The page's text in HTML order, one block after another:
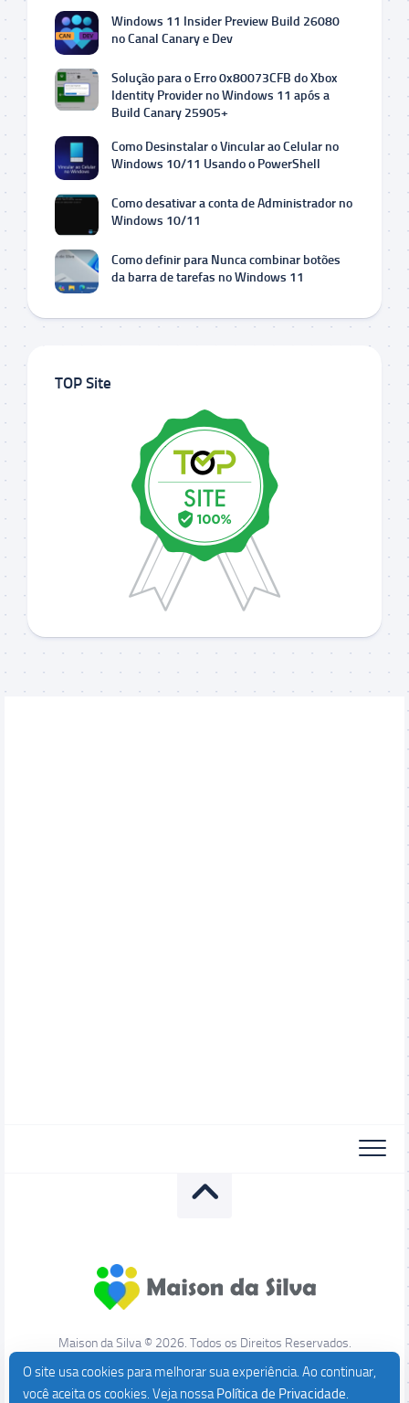
Windows 11 Insider Preview Build 26080
no Canal Canary e Dev
Solução para o Erro 0x80073CFB do Xbox
Identity Provider no Windows 11 após a
Build Canary 25905+
Como Desinstalar o Vincular ao Celular no
Windows 10/11 Usando o PowerShell
Como desativar a conta de Administrador no
Windows 10/11
Como definir para Nunca combinar botões
da barra de tarefas no Windows 11
TOP Site
Maison da Silva © 2026. Todos os Direitos Reservados.
O site usa cookies para melhorar sua experiência. Ao continuar,
você aceita os cookies. Veja nossaPolítica de Privacidade.